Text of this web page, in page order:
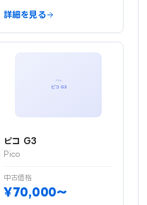
詳細を見る
ピコ G3
Pico
中古価格
¥70,000〜